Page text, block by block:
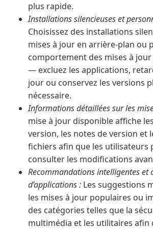
plus rapide.
Installations silencieuses et
Choisissez des installations
mises à jour en arrière-plan ou
comportement des mises à
— excluez les applications,
jour ou conservez les versions
nécessaire.
Informations détaillées sur les
mise à jour disponible affiche
version, les notes de version et
fichiers afin que les utilisateurs
consulter les modifications
Recommandations intelligentes et
d’applications : Les suggestions
les mises à jour populaires ou
des catégories telles que la
multimédia et les utilitaires afin